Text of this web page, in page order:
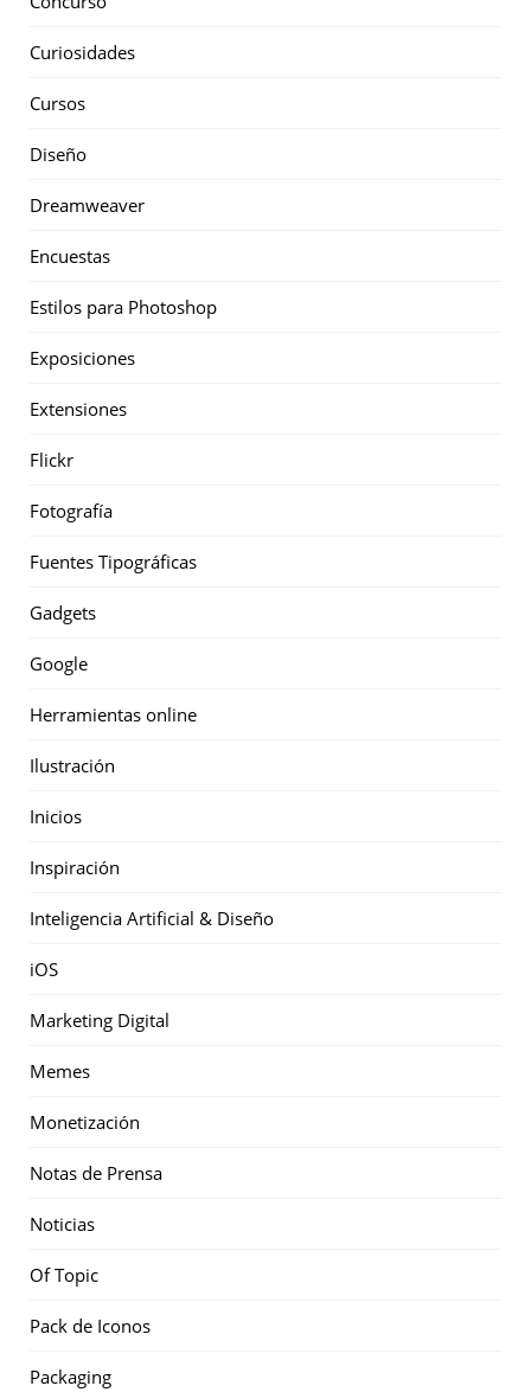
Curiosidades
Cursos
Diseño
Dreamweaver
Encuestas
Estilos para Photoshop
Exposiciones
Extensiones
Flickr
Fotografía
Fuentes Tipográficas
Gadgets
Google
Herramientas online
Ilustración
Inicios
Inspiración
Inteligencia Artificial & Diseño
iOS
Marketing Digital
Memes
Monetización
Notas de Prensa
Noticias
Of Topic
Pack de Iconos
Packaging